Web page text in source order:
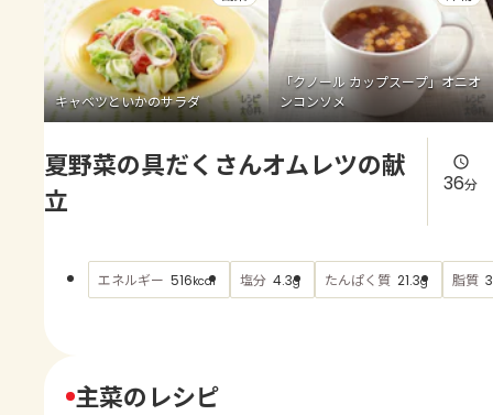
よくあるお問い合わせ
お買い物
AJINOMOTO PARK とは
キャベツといかのサラダ
「クノール カップスープ」オニオ
ンコンソメ
夏野菜の具だくさんオムレツの献
立
36分
エネルギー 516kcal 塩分 4.3g たんぱく質 21.3g 脂質
主菜のレシピ